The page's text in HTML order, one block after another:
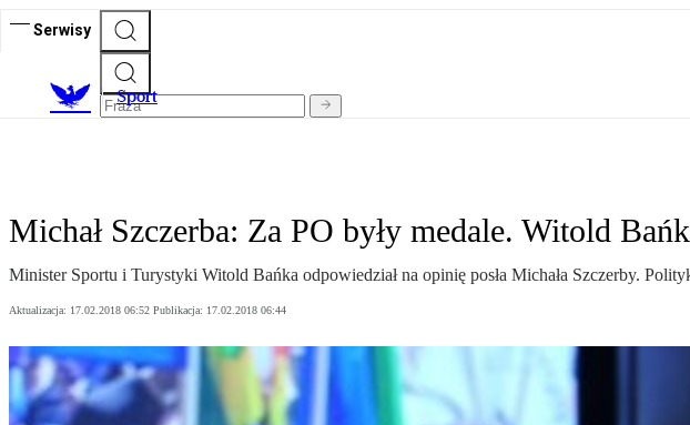
Serwisy
Sport
Michał Szczerba: Za PO były medale. Witold
Minister Sportu i Turystyki Witold Bańka odpowiedział na opinię posła Michała Szczerby.
Aktualizacja: 17.02.2018 06:52 Publikacja: 17.02.2018 06:44